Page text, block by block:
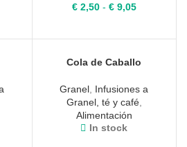
€2,50 - €9,05Rango
€ 2,50
Cola de Caballo
Granel Infusiones a
Granel, té y café,
Alimentación
In stock